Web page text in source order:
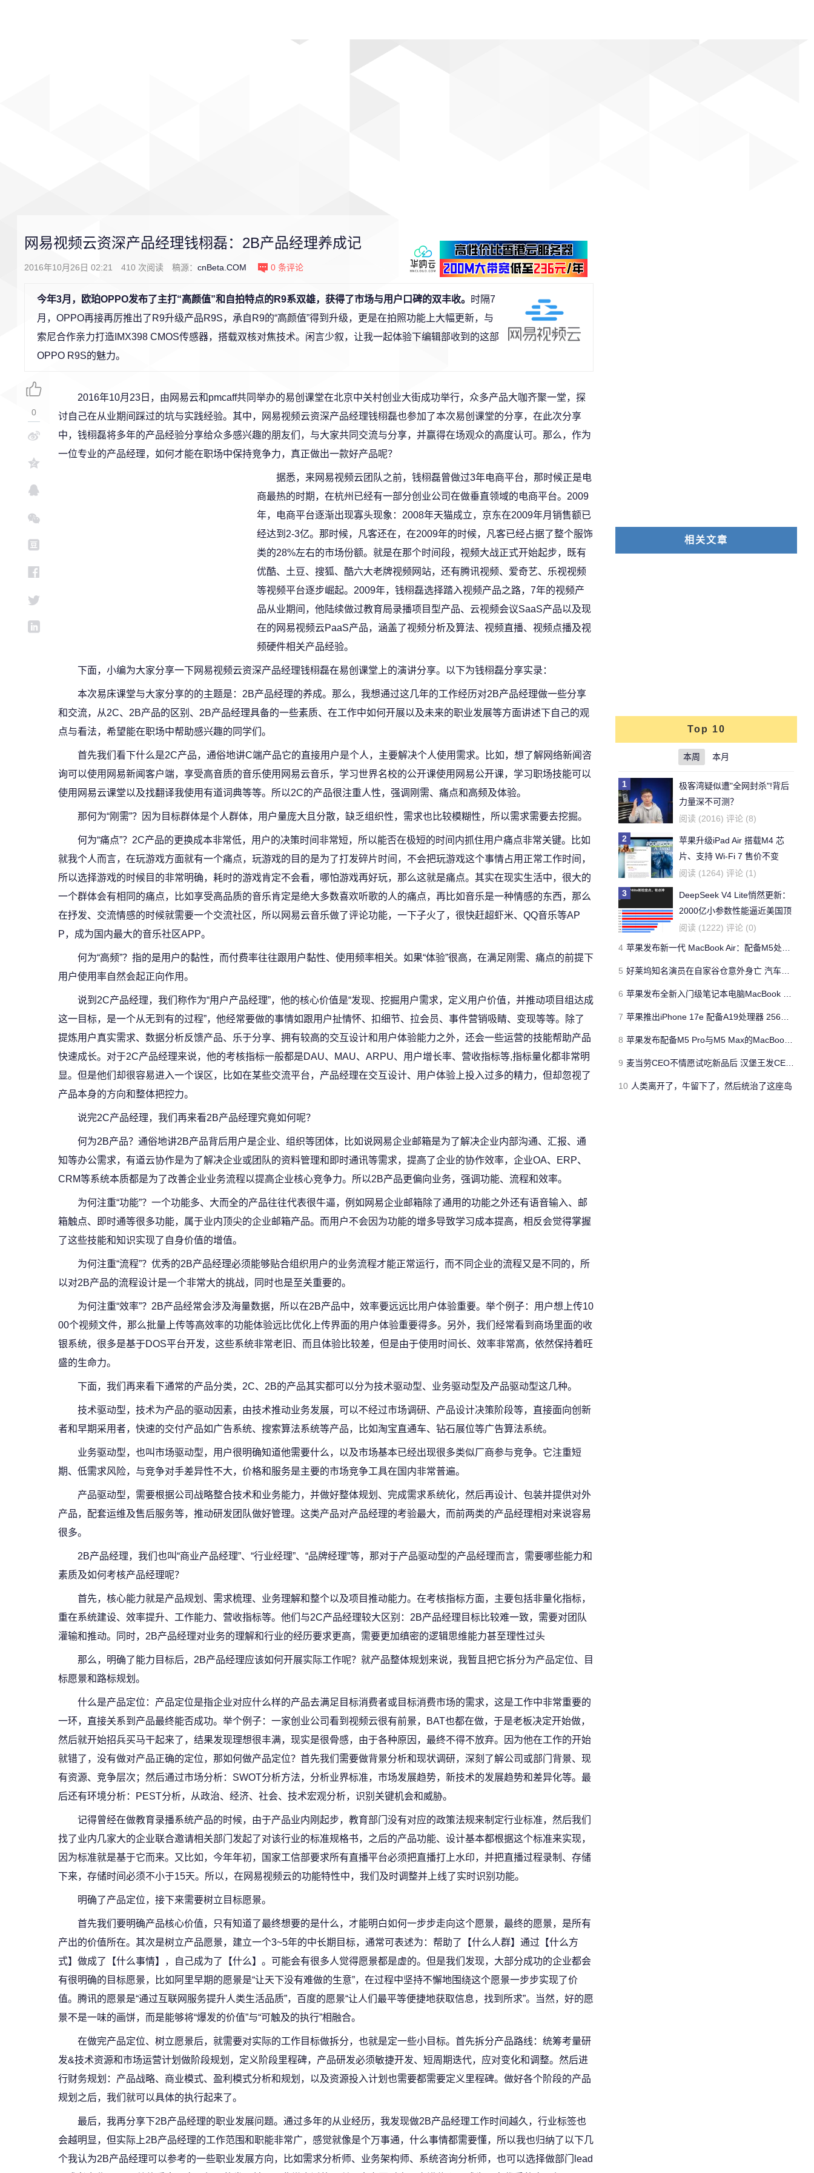
网易视频云资深产品经理钱栩磊：2B产品经理养成记
2016年10月26日 02:21 410 次阅读 稿源： cnBeta.COM 0 条评论
今年3月，欧珀OPPO发布了主打“高颜值”和自拍特点的R9系双雄，获得了市场与用户口碑的双丰收。
时隔7
月，OPPO再接再厉推出了R9升级产品R9S，承自R9的“高颜值”得到升级，更是在拍照功能上大幅更新，与
索尼合作亲力打造IMX398 CMOS传感器，搭载双核对焦技术。闲言少叙，让我一起体验下编辑部收到的这部
OPPO R9S的魅力。
2016年10月23日，由网易云和pmcaff共同举办的易创课堂在北京中关村创业大街成功举行，众多产品大咖齐聚一堂，探
讨自己在从业期间踩过的坑与实践经验。其中，网易视频云资深产品经理钱栩磊也参加了本次易创课堂的分享，在此次分享
中，钱栩磊将多年的产品经验分享给众多感兴趣的朋友们，与大家共同交流与分享，并赢得在场观众的高度认可。那么，作为
一位专业的产品经理，如何才能在职场中保持竞争力，真正做出一款好产品呢？
据悉，来网易视频云团队之前，钱栩磊曾做过3年电商平台，那时候正是电
商最热的时期，在杭州已经有一部分创业公司在做垂直领域的电商平台。2009
年，电商平台逐渐出现寡头现象：2008年天猫成立，京东在2009年月销售额已
经达到2-3亿。那时候，凡客还在，在2009年的时候，凡客已经占据了整个服饰
类的28%左右的市场份额。就是在那个时间段，视频大战正式开始起步，既有
优酷、土豆、搜狐、酷六大老牌视频网站，还有腾讯视频、爱奇艺、乐视视频
等视频平台逐步崛起。2009年，钱栩磊选择踏入视频产品之路，7年的视频产
品从业期间，他陆续做过教育局录播项目型产品、云视频会议SaaS产品以及现
在的网易视频云PaaS产品，涵盖了视频分析及算法、视频直播、视频点播及视
频硬件相关产品经验。
下面，小编为大家分享一下网易视频云资深产品经理钱栩磊在易创课堂上的演讲分享。以下为钱栩磊分享实录：
本次易床课堂与大家分享的的主题是：2B产品经理的养成。那么，我想通过这几年的工作经历对2B产品经理做一些分享
和交流，从2C、2B产品的区别、2B产品经理具备的一些素质、在工作中如何开展以及未来的职业发展等方面讲述下自己的观
点与看法，希望能在职场中帮助感兴趣的同学们。
首先我们看下什么是2C产品，通俗地讲C端产品它的直接用户是个人，主要解决个人使用需求。比如，想了解网络新闻咨
询可以使用网易新闻客户端，享受高音质的音乐使用网易云音乐，学习世界名校的公开课使用网易公开课，学习职场技能可以
使用网易云课堂以及找翻译我使用有道词典等等。所以2C的产品很注重人性，强调刚需、痛点和高频及体验。
那何为“刚需”？因为目标群体是个人群体，用户量庞大且分散，缺乏组织性，需求也比较模糊性，所以需求需要去挖掘。
何为“痛点”？2C产品的更换成本非常低，用户的决策时间非常短，所以能否在极短的时间内抓住用户痛点非常关键。比如
就我个人而言，在玩游戏方面就有一个痛点，玩游戏的目的是为了打发碎片时间，不会把玩游戏这个事情占用正常工作时间，
所以选择游戏的时候目的非常明确，耗时的游戏肯定不会看，哪怕游戏再好玩，那么这就是痛点。其实在现实生活中，很大的
一个群体会有相同的痛点，比如享受高品质的音乐肯定是绝大多数喜欢听歌的人的痛点，再比如音乐是一种情感的东西，那么
在抒发、交流情感的时候就需要一个交流社区，所以网易云音乐做了评论功能，一下子火了，很快赶超虾米、QQ音乐等AP
P，成为国内最大的音乐社区APP。
何为“高频”？指的是用户的黏性，而付费率往往跟用户黏性、使用频率相关。如果“体验”很高，在满足刚需、痛点的前提下
用户使用率自然会起正向作用。
说到2C产品经理，我们称作为“用户产品经理”，他的核心价值是“发现、挖掘用户需求，定义用户价值，并推动项目组达成
这一目标，是一个从无到有的过程”，他经常要做的事情如跟用户扯情怀、扣细节、拉会员、事件营销吸睛、变现等等。除了
提炼用户真实需求、数据分析反馈产品、乐于分享、拥有较高的交互设计和用户体验能力之外，还会一些运营的技能帮助产品
快速成长。对于2C产品经理来说，他的考核指标一般都是DAU、MAU、ARPU、用户增长率、营收指标等,指标量化都非常明
显。但是他们却很容易进入一个误区，比如在某些交流平台，产品经理在交互设计、用户体验上投入过多的精力，但却忽视了
产品本身的方向和整体把控力。
说完2C产品经理，我们再来看2B产品经理究竟如何呢？
何为2B产品？通俗地讲2B产品背后用户是企业、组织等团体，比如说网易企业邮箱是为了解决企业内部沟通、汇报、通
知等办公需求，有道云协作是为了解决企业或团队的资料管理和即时通讯等需求，提高了企业的协作效率，企业OA、ERP、
CRM等系统本质都是为了改善企业业务流程以提高企业核心竞争力。所以2B产品更偏向业务，强调功能、流程和效率。
为何注重“功能”？一个功能多、大而全的产品往往代表很牛逼，例如网易企业邮箱除了通用的功能之外还有语音输入、邮
箱触点、即时通等很多功能，属于业内顶尖的企业邮箱产品。而用户不会因为功能的增多导致学习成本提高，相反会觉得掌握
了这些技能和知识实现了自身价值的增值。
为何注重“流程”？优秀的2B产品经理必须能够贴合组织用户的业务流程才能正常运行，而不同企业的流程又是不同的，所
以对2B产品的流程设计是一个非常大的挑战，同时也是至关重要的。
为何注重“效率”？2B产品经常会涉及海量数据，所以在2B产品中，效率要远远比用户体验重要。举个例子：用户想上传10
00个视频文件，那么批量上传等高效率的功能体验远比优化上传界面的用户体验重要得多。另外，我们经常看到商场里面的收
银系统，很多是基于DOS平台开发，这些系统非常老旧、而且体验比较差，但是由于使用时间长、效率非常高，依然保持着旺
盛的生命力。
下面，我们再来看下通常的产品分类，2C、2B的产品其实都可以分为技术驱动型、业务驱动型及产品驱动型这几种。
技术驱动型，技术为产品的驱动因素，由技术推动业务发展，可以不经过市场调研、产品设计决策阶段等，直接面向创新
者和早期采用者，快速的交付产品如广告系统、搜索算法系统等产品，比如淘宝直通车、钻石展位等广告算法系统。
业务驱动型，也叫市场驱动型，用户很明确知道他需要什么，以及市场基本已经出现很多类似厂商参与竞争。它注重短
期、低需求风险，与竞争对手差异性不大，价格和服务是主要的市场竞争工具在国内非常普遍。
产品驱动型，需要根据公司战略整合技术和业务能力，并做好整体规划、完成需求系统化，然后再设计、包装并提供对外
产品，配套运维及售后服务等，推动研发团队做好管理。这类产品对产品经理的考验最大，而前两类的产品经理相对来说容易
很多。
2B产品经理，我们也叫“商业产品经理”、“行业经理”、“品牌经理”等，那对于产品驱动型的产品经理而言，需要哪些能力和
素质及如何考核产品经理呢？
首先，核心能力就是产品规划、需求梳理、业务理解和整个以及项目推动能力。在考核指标方面，主要包括非量化指标，
重在系统建设、效率提升、工作能力、营收指标等。他们与2C产品经理较大区别：2B产品经理目标比较难一致，需要对团队
灌输和推动。同时，2B产品经理对业务的理解和行业的经历要求更高，需要更加缜密的逻辑思维能力甚至理性过头
那么，明确了能力目标后，2B产品经理应该如何开展实际工作呢？就产品整体规划来说，我暂且把它拆分为产品定位、目
标愿景和路标规划。
什么是产品定位：产品定位是指企业对应什么样的产品去满足目标消费者或目标消费市场的需求，这是工作中非常重要的
一环，直接关系到产品最终能否成功。举个例子：一家创业公司看到视频云很有前景，BAT也都在做，于是老板决定开始做，
然后就开始招兵买马干起来了，结果发现理想很丰满，现实是很骨感，由于各种原因，最终不得不放弃。因为他在工作的开始
就错了，没有做对产品正确的定位，那如何做产品定位？首先我们需要做背景分析和现状调研，深刻了解公司或部门背景、现
有资源、竞争层次；然后通过市场分析：SWOT分析方法，分析业界标准，市场发展趋势，新技术的发展趋势和差异化等。最
后还有环境分析：PEST分析，从政治、经济、社会、技术宏观分析，识别关键机会和威胁。
记得曾经在做教育录播系统产品的时候，由于产品业内刚起步，教育部门没有对应的政策法规来制定行业标准，然后我们
找了业内几家大的企业联合邀请相关部门发起了对该行业的标准规格书，之后的产品功能、设计基本都根据这个标准来实现，
因为标准就是基于它而来。又比如，今年年初，国家工信部要求所有直播平台必须把直播打上水印，并把直播过程录制、存储
下来，存储时间必须不小于15天。所以，在网易视频云的功能特性中，我们及时调整并上线了实时识别功能。
明确了产品定位，接下来需要树立目标愿景。
首先我们要明确产品核心价值，只有知道了最终想要的是什么，才能明白如何一步步走向这个愿景，最终的愿景，是所有
产出的价值所在。其次是树立产品愿景，建立一个3~5年的中长期目标，通常可表述为：帮助了【什么人群】通过【什么方
式】做成了【什么事情】，自己成为了【什么】。可能会有很多人觉得愿景都是虚的。但是我们发现，大部分成功的企业都会
有很明确的目标愿景，比如阿里早期的愿景是“让天下没有难做的生意”，在过程中坚持不懈地围绕这个愿景一步步实现了价
值。腾讯的愿景是“通过互联网服务提升人类生活品质”，百度的愿景“让人们最平等便捷地获取信息，找到所求”。当然，好的愿
景不是一味的画饼，而是能够将“爆发的价值”与“可触及的执行”相融合。
在做完产品定位、树立愿景后，就需要对实际的工作目标做拆分，也就是定一些小目标。首先拆分产品路线：统筹考量研
发&技术资源和市场运营计划做阶段规划，定义阶段里程碑，产品研发必须敏捷开发、短周期迭代，应对变化和调整。然后进
行财务规划：产品战略、商业模式、盈利模式分析和规划，以及资源投入计划也需要都需要定义里程碑。做好各个阶段的产品
规划之后，我们就可以具体的执行起来了。
最后，我再分享下2B产品经理的职业发展问题。通过多年的从业经历，我发现做2B产品经理工作时间越久，行业标签也
会越明显，但实际上2B产品经理的工作范围和职能非常广，感觉就像是个万事通，什么事情都需要懂，所以我也归纳了以下几
个我认为2B产品经理可以参考的一些职业发展方向，比如需求分析师、业务架构师、系统咨询分析师，也可以选择做部门lead
0
相关文章
Top 10
本周 本月
1
极客湾疑似遭"全网封杀"!背后
力量深不可测？
阅读 (2016) 评论 (8)
2
苹果升级iPad Air 搭载M4 芯
片、支持 Wi‑Fi 7 售价不变
阅读 (1264) 评论 (1)
3
DeepSeek V4 Lite悄然更新：
2000亿小参数性能逼近美国顶
流
阅读 (1222) 评论 (0)
4 苹果发布新一代 MacBook Air：配备M5处理器 性能、存储与 AI 全面升级 ​
5 好莱坞知名演员在自家谷仓意外身亡 汽车搭电时突然自燃
6 苹果发布全新入门级笔记本电脑MacBook Neo 起售价599美元
7 苹果推出iPhone 17e 配备A19处理器 256GB容量起步 刘海屏依旧
8 苹果发布配备M5 Pro与M5 Max的MacBook Pro 本地AI能力再升级 ​
9 麦当劳CEO不情愿试吃新品后 汉堡王发CEO狠咬皇堡视频借势营销
10 人类离开了，牛留下了，然后统治了这座岛